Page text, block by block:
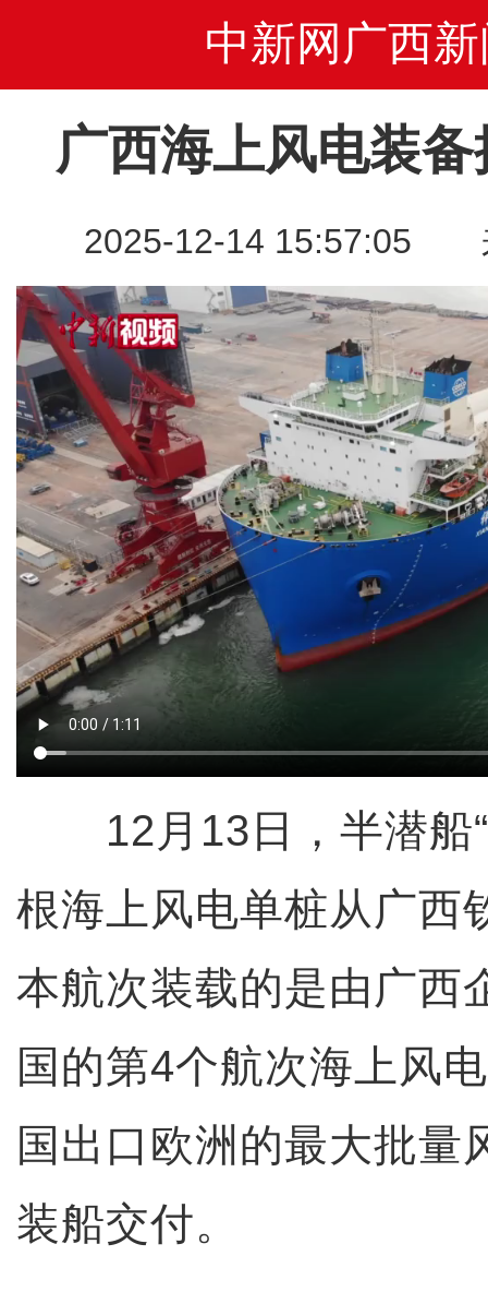
中新网广西新
广西海上风电装
2025-12-14 15:57:05
12月13日，半潜船“
根海上风电单桩从广西
本航次装载的是由广西
国的第4个航次海上风
国出口欧洲的最大批量
装船交付。